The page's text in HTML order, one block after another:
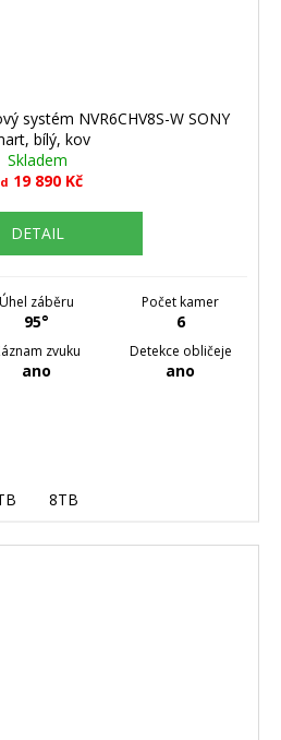
systém NVR6CHV8S-W SONY
bílý, kov
Skladem
19 890 Kč
DETAIL
Úhel záběru
95°
Počet kamer
6
zvuku
ano
Detekce obličeje
ano
8TB